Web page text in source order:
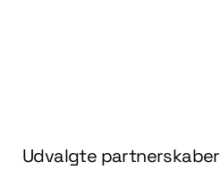
Udvalgte partnerskaber